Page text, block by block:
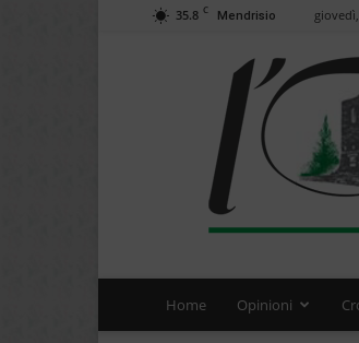
35.8 C Mendrisio
Home Opinioni